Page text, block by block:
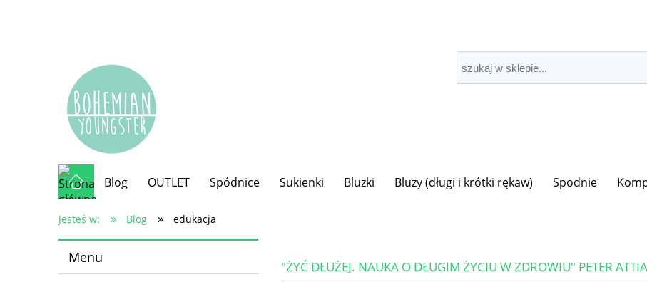
Blog OUTLET Spódnice Sukienki Bluzki Bluzy (długi i krótki rękaw) Spodnie
Jesteś w: » Blog » edukacja
Menu
"ŻYĆ DŁUŻEJ. NAUKA O DŁUGIM ŻYCIU W ZDROWIU" PETER ATTIA